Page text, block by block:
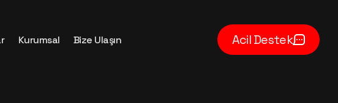
Kurumsal Bize Ulaşın Acil Destek